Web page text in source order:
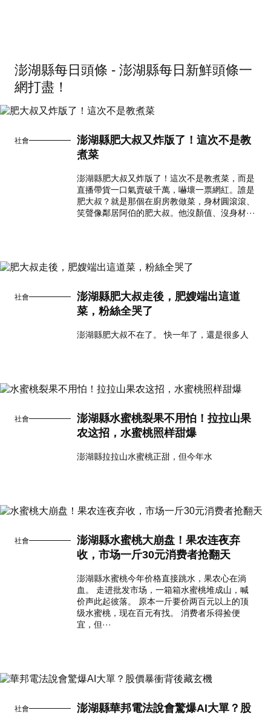
澎湖縣每日頭條 - 澎湖縣每日新鮮頭條一
網打盡！
社會
澎湖縣肥大叔又炸版了！這次不是教
煮菜
澎湖縣肥大叔又炸版了！這次不是教煮菜，而是
直播帶貨一口氣賣破千萬，嚇壞一票網紅。誰是
肥大叔？就是那個在廚房教做菜，身材圓滾滾、
笑聲像鄰居阿伯的肥大叔。他沒顏值、沒身材···
社會
澎湖縣肥大叔走後，肥嫂端出這道
菜，粉絲全哭了
澎湖縣肥大叔不在了。 快一年了，還是很多人
社會
澎湖縣水蜜桃裂果不用怕！拉拉山果
农这招，水蜜桃照样甜爆
澎湖縣拉拉山水蜜桃正甜，但今年水
社會
澎湖縣水蜜桃大崩盘！果农连夜弃
收，市场一斤30元消费者抢翻天
澎湖縣水蜜桃今年价格直接跳水，果农心在淌
血。 走进批发市场，一箱箱水蜜桃堆成山，喊
价声此起彼落。 原本一斤要价两百元以上的顶
级水蜜桃，现在百元有找。 消费者乐得捡便
宜，但···
社會
澎湖縣華邦電法說會驚爆AI大單？股